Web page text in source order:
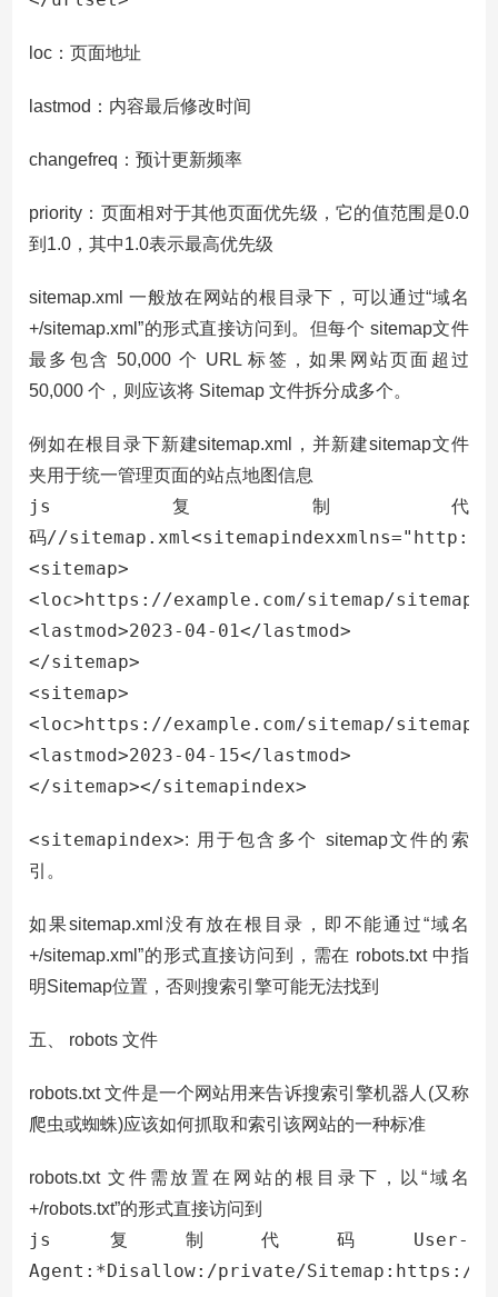
loc：页面地址
lastmod：内容最后修改时间
changefreq：预计更新频率
priority：页面相对于其他页面优先级，它的值范围是0.0
到1.0，其中1.0表示最高优先级
sitemap.xml 一般放在网站的根目录下，可以通过“域名
+/sitemap.xml”的形式直接访问到。但每个 sitemap文件
最多包含 50,000 个 URL 标签，如果网站页面超过
50,000 个，则应该将 Sitemap 文件拆分成多个。
例如在根目录下新建sitemap.xml，并新建sitemap文件
夹用于统一管理页面的站点地图信息
js复制代
码//sitemap.xml<sitemapindexxmlns="http://
<sitemap>
<loc>https://example.com/sitemap/
<lastmod>2023-04-01</lastmod>
</sitemap>
<sitemap>
<loc>https://example.com/sitemap/
<lastmod>2023-04-15</lastmod>
</sitemap></sitemapindex>
<sitemapindex>: 用于包含多个 sitemap文件的索
引。
如果sitemap.xml没有放在根目录，即不能通过“域名
+/sitemap.xml”的形式直接访问到，需在 robots.txt 中指
明Sitemap位置，否则搜索引擎可能无法找到
五、 robots 文件
robots.txt 文件是一个网站用来告诉搜索引擎机器人(又称
爬虫或蜘蛛)应该如何抓取和索引该网站的一种标准
robots.txt 文件需放置在网站的根目录下，以“域名
+/robots.txt”的形式直接访问到
js复制代码User-
Agent:*Disallow:/private/Sitemap:https://